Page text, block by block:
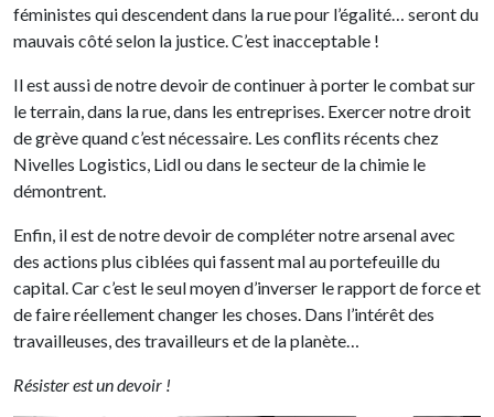
féministes qui descendent dans la rue pour l’égalité… seront du
mauvais côté selon la justice. C’est inacceptable !
Il est aussi de notre devoir de continuer à porter le combat sur
le terrain, dans la rue, dans les entreprises. Exercer notre droit
de grève quand c’est nécessaire. Les conflits récents chez
Nivelles Logistics, Lidl ou dans le secteur de la chimie le
démontrent.
Enfin, il est de notre devoir de compléter notre arsenal avec
des actions plus ciblées qui fassent mal au portefeuille du
capital. Car c’est le seul moyen d’inverser le rapport de force et
de faire réellement changer les choses. Dans l’intérêt des
travailleuses, des travailleurs et de la planète…
Résister est un devoir !